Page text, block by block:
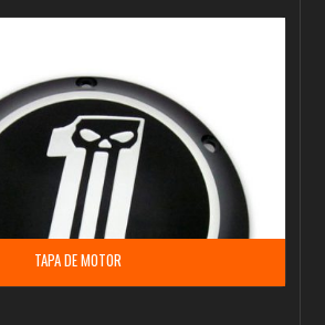
TAPA DE MOTOR